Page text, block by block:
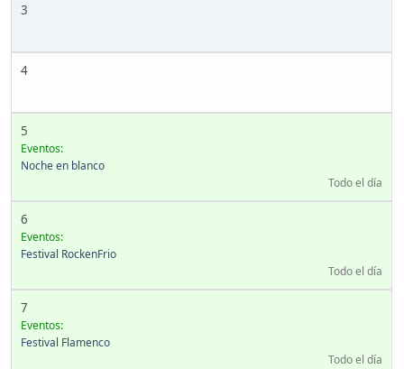
3
4
5
Eventos:
Noche en blanco
Todo el día
6
Eventos:
Festival RockenFrio
Todo el día
7
Eventos:
Festival Flamenco
Todo el día